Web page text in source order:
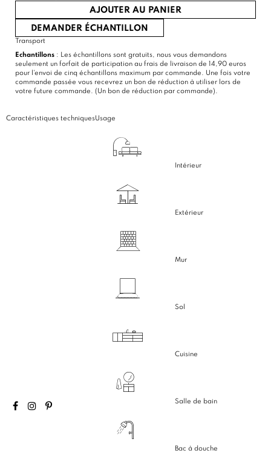
AJOUTER AU PANIER
DEMANDER ÉCHANTILLON
Transport
Echantillons : Les échantillons sont gratuits, nous vous demandons
seulement un forfait de participation au frais de livraison de 14,90 euros
pour l'envoi de cinq échantillons maximum par commande. Une fois votre
commande passée vous recevrez un bon de réduction à utiliser lors de
votre future commande. (Un bon de réduction par commande).
Caractéristiques techniquesUsage
Intérieur
Extérieur
Mur
Sol
Cuisine
Salle de bain
Bac à douche